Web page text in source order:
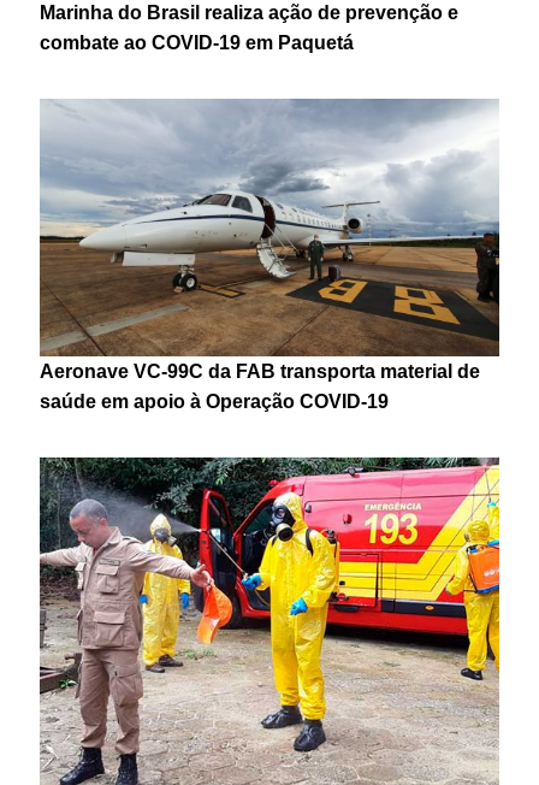
Marinha do Brasil realiza ação de prevenção e
combate ao COVID-19 em Paquetá
Aeronave VC-99C da FAB transporta material de
saúde em apoio à Operação COVID-19